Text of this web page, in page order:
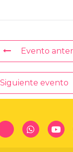
Evento
Siguiente evento